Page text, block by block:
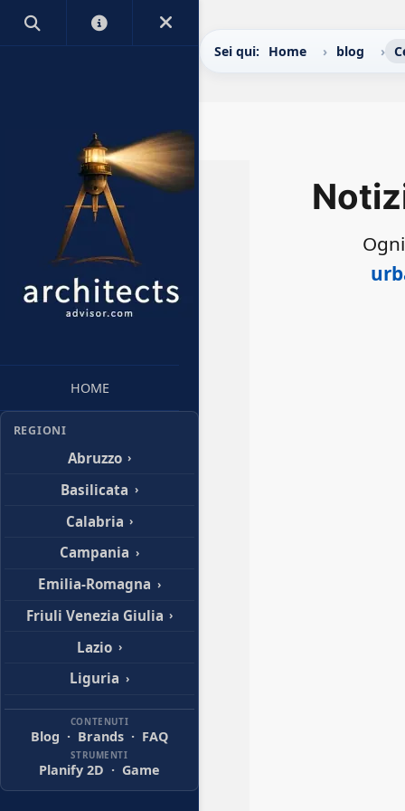
HOME
REGIONI
Abruzzo ›
Basilicata ›
Calabria ›
Campania ›
Emilia-Romagna ›
Friuli Venezia Giulia ›
Lazio ›
Liguria ›
Lombardia ›
Marche
Molise ›
CONTENUTI
Blog · Brands · FAQ
STRUMENTI
Planify 2D · Game
Sei qui: Home blog